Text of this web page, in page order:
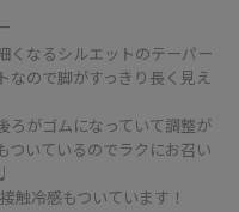
くなるシルエットのテーパー
なので脚がすっきり長く見え
ろがゴムになっていて調整が
ついているのでラクにお召い
触冷感もついています！